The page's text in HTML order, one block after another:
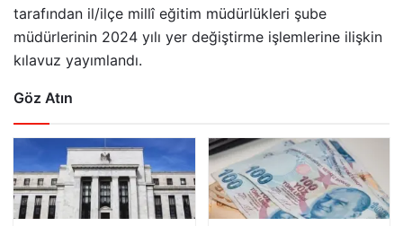
tarafından il/ilçe millî eğitim müdürlükleri şube
müdürlerinin 2024 yılı yer değiştirme işlemlerine ilişkin
kılavuz yayımlandı.
Göz Atın